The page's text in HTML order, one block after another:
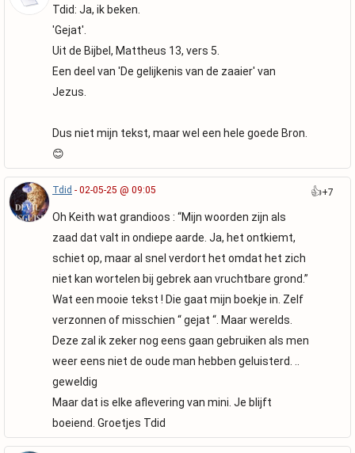
Tdid: Ja, ik beken.
'Gejat'.
Uit de Bijbel, Mattheus 13, vers 5.
Een deel van 'De gelijkenis van de zaaier' van
Jezus.
Dus niet mijn tekst, maar wel een hele goede Bron.
😊
Tdid - 02-05-25 @ 09:05
Oh Keith wat grandioos : “Mijn woorden zijn als
zaad dat valt in ondiepe aarde. Ja, het ontkiemt,
schiet op, maar al snel verdort het omdat het zich
niet kan wortelen bij gebrek aan vruchtbare grond.”
Wat een mooie tekst ! Die gaat mijn boekje in. Zelf
verzonnen of misschien “ gejat “. Maar werelds.
Deze zal ik zeker nog eens gaan gebruiken als men
weer eens niet de oude man hebben geluisterd. ..
geweldig
Maar dat is elke aflevering van mini. Je blijft
boeiend. Groetjes Tdid
👍+7